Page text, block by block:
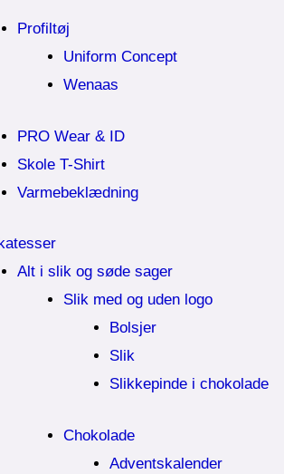
Profiltøj
Uniform Concept
Wenaas
PRO Wear & ID
Skole T-Shirt
Varmebeklædning
Alt i slik og søde sager
Slik med og uden logo
Bolsjer
Slik
Slikkepinde i chokolade
Chokolade
Adventskalender